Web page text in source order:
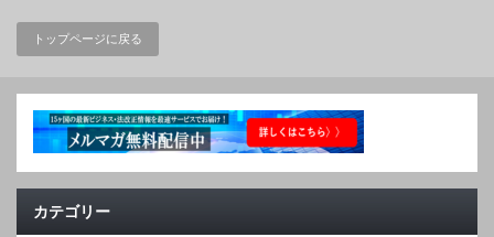
トップページに戻る
カテゴリー